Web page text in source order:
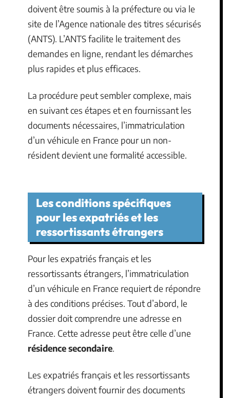
doivent être soumis à la préfecture ou via le
site de l’Agence nationale des titres sécurisés
(ANTS). L’ANTS facilite le traitement des
demandes en ligne, rendant les démarches
plus rapides et plus efficaces.
La procédure peut sembler complexe, mais
en suivant ces étapes et en fournissant les
documents nécessaires, l’immatriculation
d’un véhicule en France pour un non-
résident devient une formalité accessible.
Les conditions spécifiques
pour les expatriés et les
ressortissants étrangers
Pour les expatriés français et les
ressortissants étrangers, l’immatriculation
d’un véhicule en France requiert de répondre
à des conditions précises. Tout d’abord, le
dossier doit comprendre une adresse en
France. Cette adresse peut être celle d’une
résidence secondaire.
Les expatriés français et les ressortissants
étrangers doivent fournir des documents